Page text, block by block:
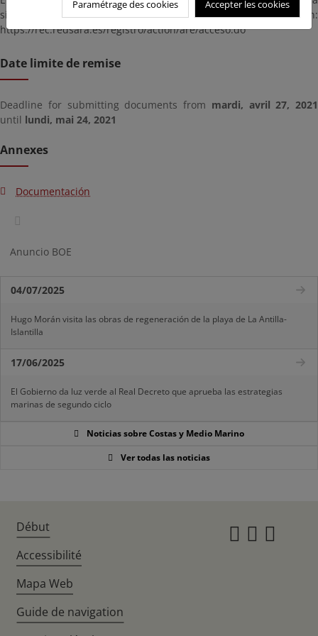
siguiente dirección:
https://rec.redsara.es/registro/action/are/acceso.do
Date limite de remise
Deadline for submitting documents from mardi, avril 27, 2021
until lundi, mai 24, 2021
Annexes
Documentación
Anuncio BOE
04/07/2025
Hugo Morán visita las obras de regeneración de la playa de La Antilla-
Islantilla
17/06/2025
El Gobierno da luz verde al Real Decreto que aprueba las estrategias
marinas de segundo ciclo
Noticias sobre Costas y Medio Marino
Ver todas las noticias
Paramétrage des cookies Accepter les cookies
Début
Accessibilité
Mapa Web
Guide de navigation